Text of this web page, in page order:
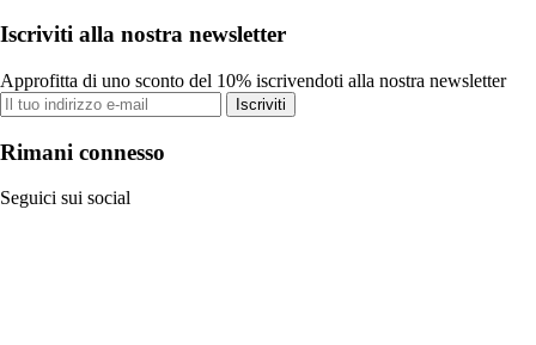
Iscriviti alla nostra newsletter
Approfitta di uno sconto del 10% iscrivendoti alla nostra newsletter
Iscriviti
Rimani connesso
Seguici sui social